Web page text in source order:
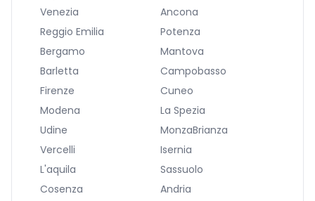
Venezia
Ancona
Reggio Emilia
Potenza
Bergamo
Mantova
Barletta
Campobasso
Firenze
Cuneo
Modena
La Spezia
Udine
MonzaBrianza
Vercelli
Isernia
L'aquila
Sassuolo
Cosenza
Andria